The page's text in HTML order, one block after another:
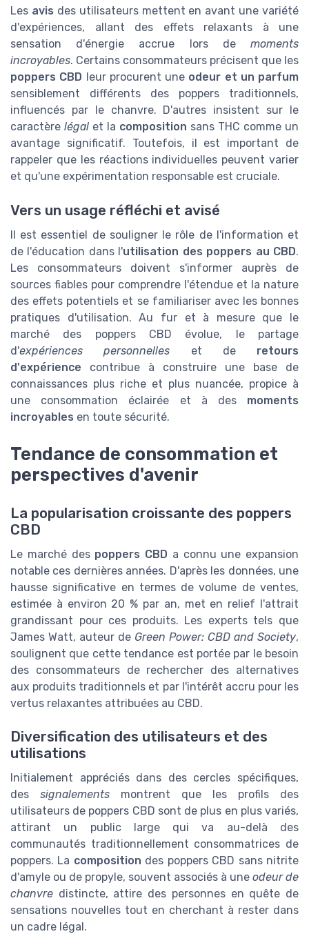
Les avis des utilisateurs mettent en avant une variété
d'expériences, allant des effets relaxants à une
sensation d'énergie accrue lors de moments
incroyables. Certains consommateurs précisent que les
poppers CBD leur procurent une odeur et un parfum
sensiblement différents des poppers traditionnels,
influencés par le chanvre. D'autres insistent sur le
caractère légal et la composition sans THC comme un
avantage significatif. Toutefois, il est important de
rappeler que les réactions individuelles peuvent varier
et qu'une expérimentation responsable est cruciale.
Vers un usage réfléchi et avisé
Il est essentiel de souligner le rôle de l'information et
de l'éducation dans l'utilisation des poppers au CBD.
Les consommateurs doivent s'informer auprès de
sources fiables pour comprendre l'étendue et la nature
des effets potentiels et se familiariser avec les bonnes
pratiques d'utilisation. Au fur et à mesure que le
marché des poppers CBD évolue, le partage
d'expériences personnelles et de retours
d'expérience contribue à construire une base de
connaissances plus riche et plus nuancée, propice à
une consommation éclairée et à des moments
incroyables en toute sécurité.
Tendance de consommation et
perspectives d'avenir
La popularisation croissante des poppers
CBD
Le marché des poppers CBD a connu une expansion
notable ces dernières années. D'après les données, une
hausse significative en termes de volume de ventes,
estimée à environ 20 % par an, met en relief l'attrait
grandissant pour ces produits. Les experts tels que
James Watt, auteur de Green Power: CBD and Society,
soulignent que cette tendance est portée par le besoin
des consommateurs de rechercher des alternatives
aux produits traditionnels et par l'intérêt accru pour les
vertus relaxantes attribuées au CBD.
Diversification des utilisateurs et des
utilisations
Initialement appréciés dans des cercles spécifiques,
des signalements montrent que les profils des
utilisateurs de poppers CBD sont de plus en plus variés,
attirant un public large qui va au-delà des
communautés traditionnellement consommatrices de
poppers. La composition des poppers CBD sans nitrite
d'amyle ou de propyle, souvent associés à une odeur de
chanvre distincte, attire des personnes en quête de
sensations nouvelles tout en cherchant à rester dans
un cadre légal.